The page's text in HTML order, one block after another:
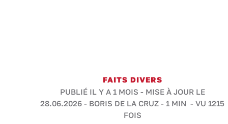
FAITS DIVERS
PUBLIÉ IL Y A 1 MOIS - MISE À JOUR LE
28.06.2026 - BORIS DE LA CRUZ - 1 MIN - VU 1215
FOIS